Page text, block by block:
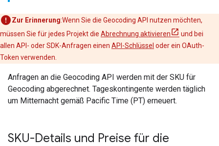
Zur Erinnerung:Wenn Sie die Geocoding API nutzen möchten,
müssen Sie für jedes Projekt die Abrechnung aktivieren
und bei
allen API- oder SDK-Anfragen einen API-Schlüssel oder ein OAuth-
Token verwenden.
Anfragen an die Geocoding API werden mit der SKU für
Geocoding abgerechnet. Tageskontingente werden täglich
um Mitternacht gemäß Pacific Time (PT) erneuert.
SKU-Details und Preise für die